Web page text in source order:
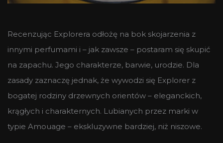
Recenzując Explorera odłożę na bok skojarzenia z
innymi perfumami i – jak zawsze – postaram się skupić
na zapachu. Jego charakterze, barwie, urodzie. Dla
zasady zaznaczę jednak, że wywodzi się Explorer z
bogatej rodziny drzewnych orientów – eleganckich,
krągłych i charakternych. Lubianych przez marki w
typie Amouage – ekskluzywne bardziej, niż niszowe.